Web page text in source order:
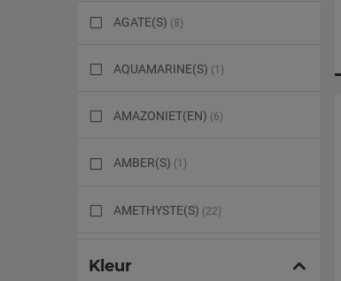
AGATE(S) (8)
AQUAMARINE(S) (1)
AMAZONIET(EN) (6)
AMBER(S) (1)
AMETHYSTE(S) (22)
Kleur